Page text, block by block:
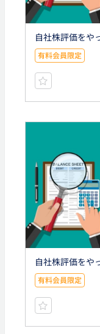
自社株評価をや
有料会員限定
自社株評価をや
有料会員限定